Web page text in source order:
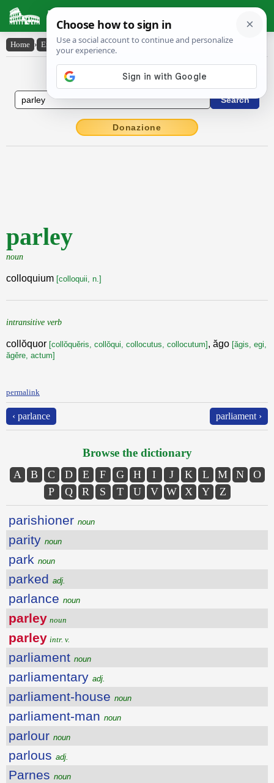
Latin Dictionary
Home › English-Latin › parley
English to Latin Dictionary
Donazione
parley
noun
colloquium [colloquii, n.]
intransitive verb
collŏquor [collŏquěris, collŏqui, collocutus, collocutum] , ăgo [ăgis, egi,
ăgěre, actum]
permalink
‹ parlance parliament ›
Browse the dictionary
A B C D E F G H I J K L M N
O
P
Q R S T U V W X Y Z
parishioner noun
parity noun
park noun
parked adj.
parlance noun
parley noun
parley intr. v.
parliament noun
parliamentary adj.
parliament-house noun
parliament-man noun
parlour noun
parlous adj.
Parnes noun